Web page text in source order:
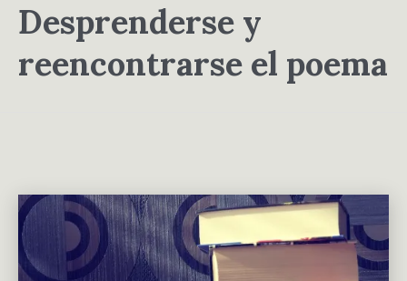
Desprenderse y
reencontrarse el poema